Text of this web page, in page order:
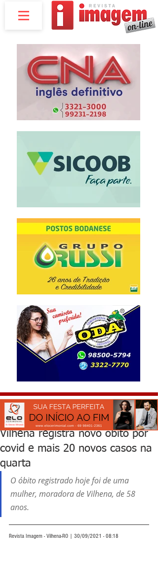
Vilhena registra novo óbito por
covid e mais 20 novos casos na
quarta
O óbito registrado hoje foi de uma
mulher, moradora de Vilhena, de 58
anos.
Revista Imagem - Vilhena-RO | 30/09/2021 - 08:18